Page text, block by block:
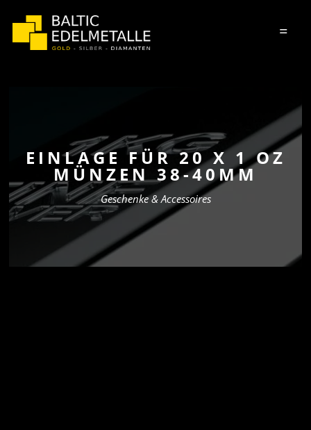
=
EINLAGE FÜR 20 X 1 OZ
MÜNZEN 38-40MM
Geschenke & Accessoires